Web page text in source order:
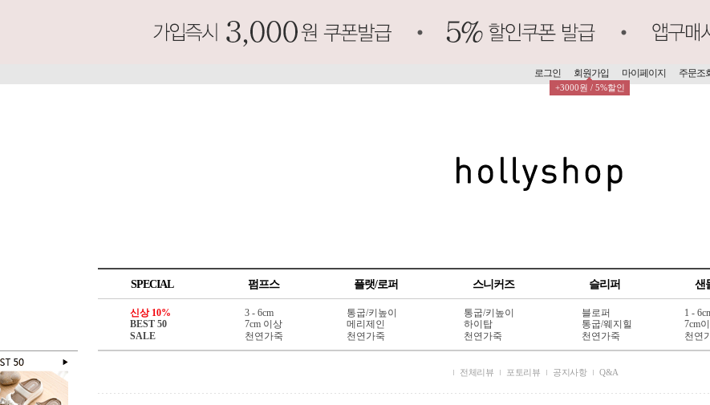
로그인 회원가입
+3000원 / 5%할인
마이페이지 주문조
SPECIAL 펌프스 플랫/로퍼 스니커즈 슬리퍼 샌
신상 10%
BEST 50
SALE
3 - 6cm
7cm 이상
천연가죽
통굽/키높이
메리제인
천연가죽
통굽/키높이
하이탑
천연가죽
블로퍼
통굽/웨지힐
천연가죽
1 -
7cm
천연
전체리뷰 포토리뷰 공지사항 Q&A